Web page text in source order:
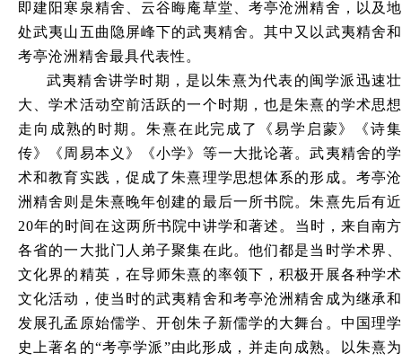
即建阳寒泉精舍、云谷晦庵草堂、考亭沧洲精舍，以及地
处武夷山五曲隐屏峰下的武夷精舍。其中又以武夷精舍和
考亭沧洲精舍最具代表性。
武夷精舍讲学时期，是以朱熹为代表的闽学派迅速壮
大、学术活动空前活跃的一个时期，也是朱熹的学术思想
走向成熟的时期。朱熹在此完成了《易学启蒙》《诗集
传》《周易本义》《小学》等一大批论著。武夷精舍的学
术和教育实践，促成了朱熹理学思想体系的形成。考亭沧
洲精舍则是朱熹晚年创建的最后一所书院。朱熹先后有近
20年的时间在这两所书院中讲学和著述。当时，来自南方
各省的一大批门人弟子聚集在此。他们都是当时学术界、
文化界的精英，在导师朱熹的率领下，积极开展各种学术
文化活动，使当时的武夷精舍和考亭沧洲精舍成为继承和
发展孔孟原始儒学、开创朱子新儒学的大舞台。中国理学
史上著名的“考亭学派”由此形成，并走向成熟。以朱熹为